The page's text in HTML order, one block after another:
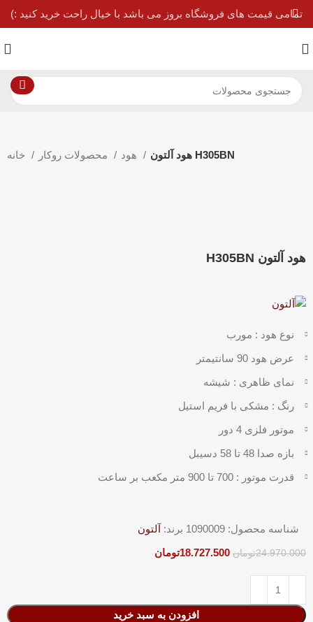
هود آلتون H305BN
هود آلتون H305BN
نوع هود : مورب
عرض هود 90 سانتیمتر
نمای ظاهری : شیشه
رنگ : مشکی با فریم استیل
موتور فلزی 4 دور
بازه صدا 48 تا 58 دسیبل
قدرت موتور : 700 تا 900 متر مکعب بر ساعت
شناسه محصول:1090009 برند: آلتون
24.970.000تومان 18.727.500تومان
افزودن به سبد خرید
تمامی قیمت های فروشگاه بروز می باشد با خیال راحت خرید کنید :)